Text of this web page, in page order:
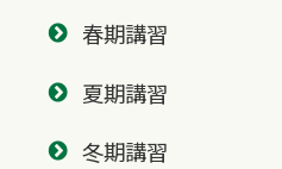
春期講習
夏期講習
冬期講習